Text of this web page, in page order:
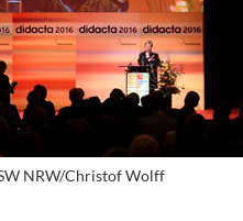
NRW/Christof Wolff